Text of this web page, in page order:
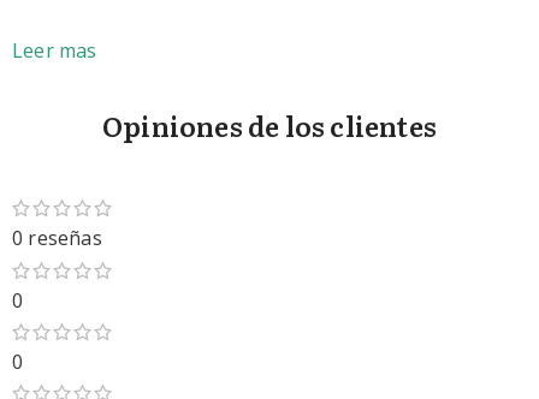
Leer mas
Opiniones de los clientes
0 reseñas
0
0